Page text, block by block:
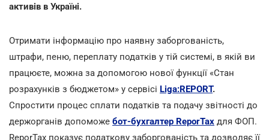
активів в Україні.
Отримати інформацію про наявну заборгованість,
штрафи, пеню, переплату податків у тій системі, в якій ви
працюєте, можна за допомогою нової функції «Стан
розрахунків з бюджетом» у сервісі Liga:REPORT.
Спростити процес сплати податків та подачу звітності до
держорганів допоможе бот-бухгалтер ReporTax для ФОП.
ReporTax показує податкову заборгованість та дозволяє її